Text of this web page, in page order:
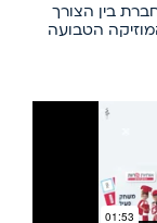
בין הצורך
הטבועה